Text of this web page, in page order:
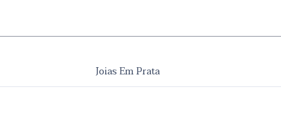
Joias Em Prata